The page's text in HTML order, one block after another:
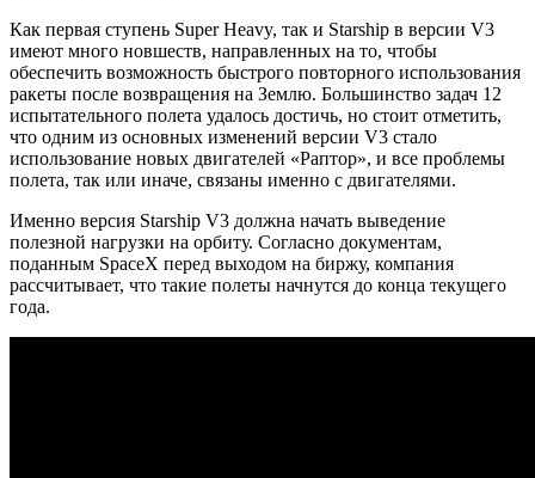
Как первая ступень Super Heavy, так и Starship в версии V3
имеют много новшеств, направленных на то, чтобы
обеспечить возможность быстрого повторного использования
ракеты после возвращения на Землю. Большинство задач 12
испытательного полета удалось достичь, но стоит отметить,
что одним из основных изменений версии V3 стало
использование новых двигателей «Раптор», и все проблемы
полета, так или иначе, связаны именно с двигателями.
Именно версия Starship V3 должна начать выведение
полезной нагрузки на орбиту. Согласно документам,
поданным SpaceX перед выходом на биржу, компания
рассчитывает, что такие полеты начнутся до конца текущего
года.